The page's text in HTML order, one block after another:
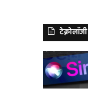
टेक्नोलॉजी